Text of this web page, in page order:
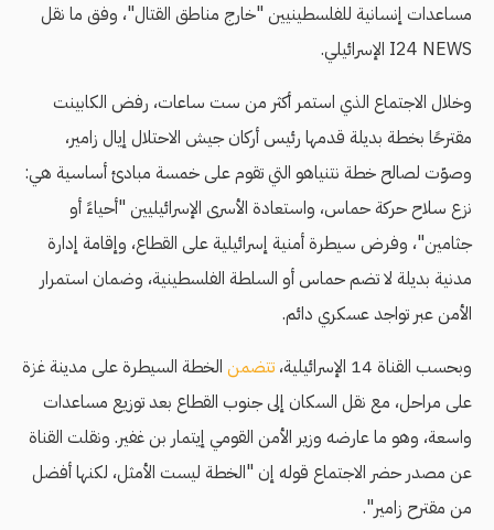
مساعدات إنسانية للفلسطينيين "خارج مناطق القتال"، وفق ما نقل
I24 NEWS الإسرائيلي.
وخلال الاجتماع الذي استمر أكثر من ست ساعات، رفض الكابينت
مقترحًا بخطة بديلة قدمها رئيس أركان جيش الاحتلال إيال زامير،
وصوّت لصالح خطة نتنياهو التي تقوم على خمسة مبادئ أساسية هي:
نزع سلاح حركة حماس، واستعادة الأسرى الإسرائيليين "أحياءً أو
جثامين"، وفرض سيطرة أمنية إسرائيلية على القطاع، وإقامة إدارة
مدنية بديلة لا تضم حماس أو السلطة الفلسطينية، وضمان استمرار
الأمن عبر تواجد عسكري دائم.
وبحسب القناة 14 الإسرائيلية،
تتضمن الخطة السيطرة على مدينة غزة
على مراحل، مع نقل السكان إلى جنوب القطاع بعد توزيع مساعدات
واسعة، وهو ما عارضه وزير الأمن القومي إيتمار بن غفير. ونقلت القناة
عن مصدر حضر الاجتماع قوله إن "الخطة ليست الأمثل، لكنها أفضل
من مقترح زامير".